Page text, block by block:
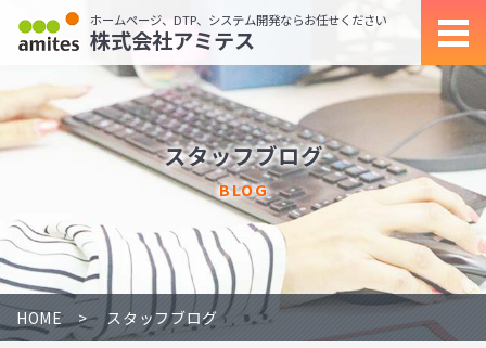
ホームページ、DTP、システム開発ならお任せください
株式会社アミテス
スタッフブログ
BLOG
HOME スタッフブログ